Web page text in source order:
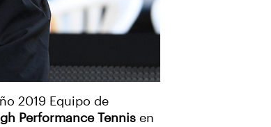
2019 Equipo de
Performance Tennis en